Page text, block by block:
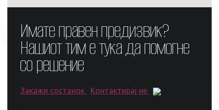
Имате правен предизвик?
Нашиот тим е тука да помогне
со решение
Закажи состанок Контактирај не